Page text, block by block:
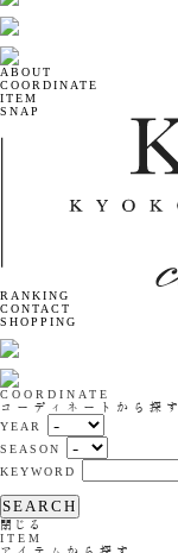
ABOUT
COORDINATE
ITEM
SNAP
RANKING
CONTACT
SHOPPING
COORDINATE
コーディネートから探す
YEAR
SEASON
KEYWORD
SEARCH
閉じる
ITEM